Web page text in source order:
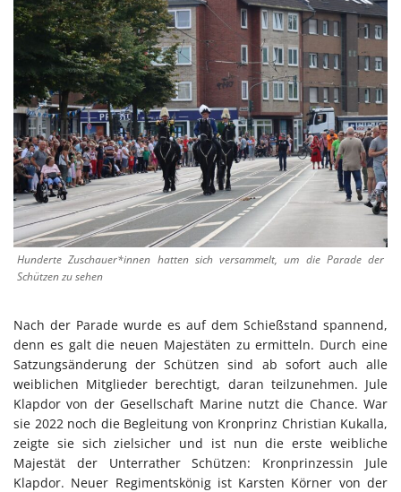
Hunderte Zuschauer*innen hatten sich versammelt, um die Parade der
Schützen zu sehen
Nach der Parade wurde es auf dem Schießstand spannend,
denn es galt die neuen Majestäten zu ermitteln. Durch eine
Satzungsänderung der Schützen sind ab sofort auch alle
weiblichen Mitglieder berechtigt, daran teilzunehmen. Jule
Klapdor von der Gesellschaft Marine nutzt die Chance. War
sie 2022 noch die Begleitung von Kronprinz Christian Kukalla,
zeigte sie sich zielsicher und ist nun die erste weibliche
Majestät der Unterrather Schützen: Kronprinzessin Jule
Klapdor. Neuer Regimentskönig ist Karsten Körner von der